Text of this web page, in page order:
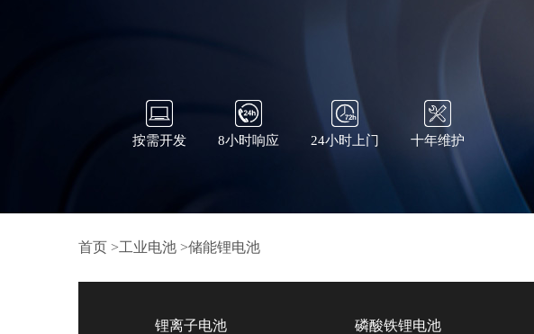
按需开发 8小时响应 24小时上门 十年维护
首页 >工业电池 >储能锂电池
锂离子电池 磷酸铁锂电池